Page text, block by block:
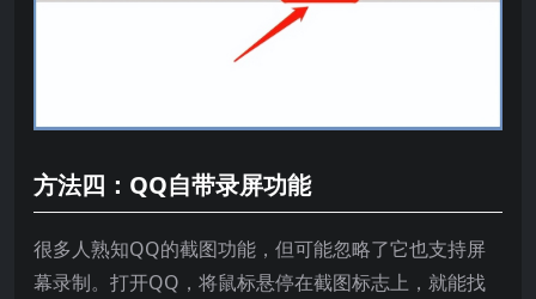
方法四：QQ自带录屏功能
很多人熟知QQ的截图功能，但可能忽略了它也支持屏
幕录制。打开QQ，将鼠标悬停在截图标志上，就能找